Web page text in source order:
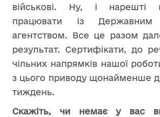
військові. Ну, і нарешті
працювати із Державним
агентством. Все це разом
результат. Сертифікати, до
чільних напрямків нашої
з цього приводу щонайменше
тиждень.
Скажіть, чи немає у вас